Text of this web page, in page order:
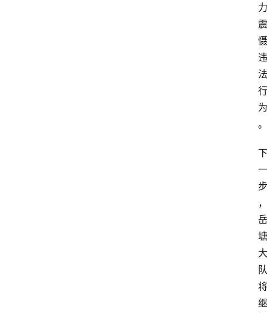
力
震
慑
违
法
行
为
。
下
一
步
，
岳
塘
大
队
将
继